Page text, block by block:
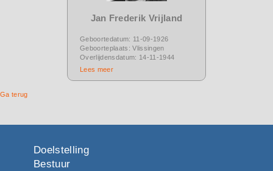
Jan Frederik Vrijland
Geboortedatum: 11-09-1926
Geboorteplaats: Vlissingen
Overlijdensdatum: 14-11-1944
Lees meer
Ga terug
Doelstelling
Bestuur